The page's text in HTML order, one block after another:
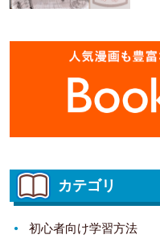
カテゴリ
初心者向け学習方法